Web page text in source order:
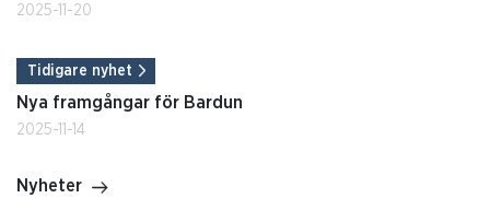
2025-11-20
Tidigare nyhet
Nya framgångar för Bardun
2025-11-14
Nyheter